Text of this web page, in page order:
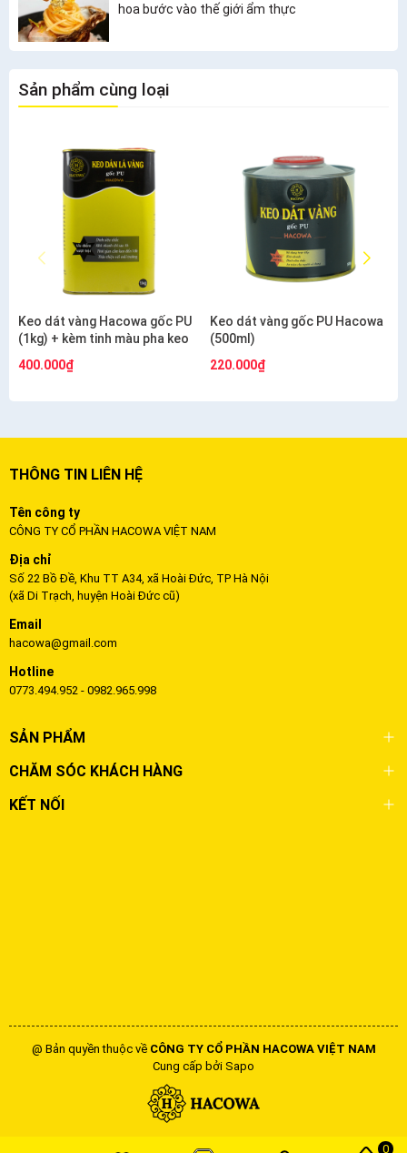
0
hoa bước vào thế giới ẩm thực
Sản phẩm cùng loại
Keo dát vàng Hacowa gốc PU
(1kg) + kèm tinh màu pha keo
400.000₫
Keo dát vàng gốc PU Hacowa
(500ml)
220.000₫
THÔNG TIN LIÊN HỆ
Tên công ty
CÔNG TY CỔ PHẦN HACOWA VIỆT NAM
Địa chỉ
Số 22 Bồ Đề, Khu TT A34, xã Hoài Đức, TP Hà Nội
(xã Di Trạch, huyện Hoài Đức cũ)
Email
hacowa@gmail.com
Hotline
0773.494.952 - 0982.965.998
SẢN PHẨM
CHĂM SÓC KHÁCH HÀNG
KẾT NỐI
@ Bản quyền thuộc về CÔNG TY CỔ PHẦN HACOWA VIỆT NAM
Cung cấp bởi Sapo